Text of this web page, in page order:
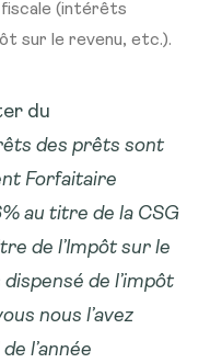
fiscale (intérêts
sur le revenu, etc.).
du
des prêts sont
Forfaitaire
au titre de la CSG
de l’Impôt sur le
de l’impôt
nous l’avez
l’année